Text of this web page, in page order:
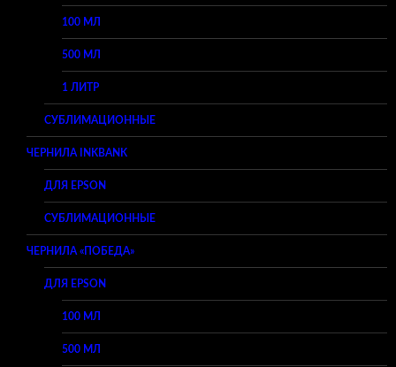
100 МЛ
500 МЛ
1 ЛИТР
СУБЛИМАЦИОННЫЕ
ЧЕРНИЛА INKBANK
ДЛЯ EPSON
СУБЛИМАЦИОННЫЕ
ЧЕРНИЛА «ПОБЕДА»
ДЛЯ EPSON
100 МЛ
500 МЛ